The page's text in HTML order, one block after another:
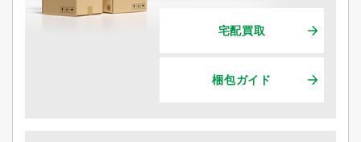
宅配買取
梱包ガイド